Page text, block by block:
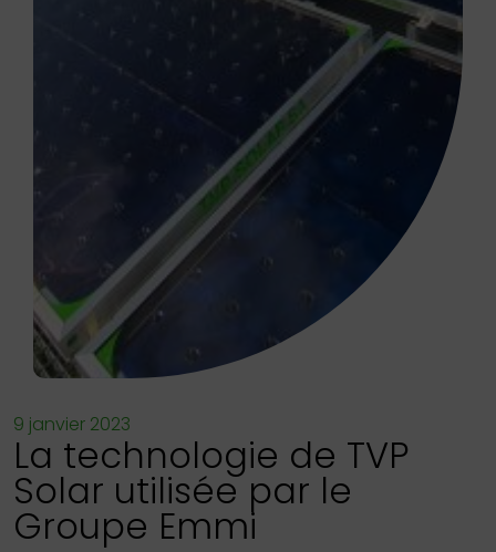
9 janvier 2023
La technologie de TVP
Solar utilisée par le
Groupe Emmi